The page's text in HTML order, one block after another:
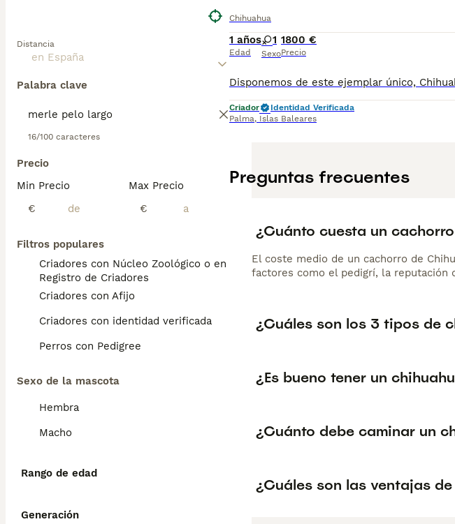
Distancia
Palabra clave
16/100 caracteres
Precio
Min Precio
€
Max Precio
€
Filtros populares
Criadores con Núcleo Zoológico o en el
Registro de Criadores
Criadores con Afijo
Criadores con identidad verificada
Perros con Pedigree
Sexo de la mascota
Hembra
Macho
Rango de edad
Generación
Chihuahua
1 años
Edad
1
Sexo
1800 €
Precio
Criador
Identidad Verificada
Palma, Islas Baleares
Preguntas frecuentes
¿Cuánto cuesta un
El coste medio de un cachorro de
factores como el pedigrí, la reputación
¿Cuáles son los 3 tipos de
¿Es bueno tener un
¿Cuánto debe caminar un
¿Cuáles son las ventajas